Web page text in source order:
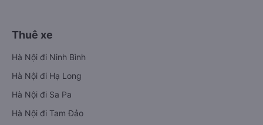
Thuê xe
Hà Nội đi Ninh Bình
Hà Nội đi Hạ Long
Hà Nội đi Sa Pa
Hà Nội đi Tam Đảo